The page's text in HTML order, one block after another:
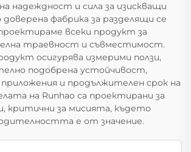
надеждност и сила за изискващи
фабрика за разделящи се
всеки продукт за
траевност и съвместимост.
осигурява измерими ползи,
подобрена устойчивост,
и продължителен срок на
на Runhao са проектирани за
критични за мисията, където
е от значение.